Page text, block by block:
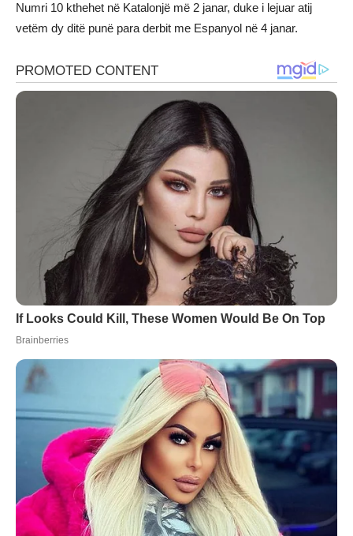
Numri 10 kthehet në Katalonjë më 2 janar, duke i lejuar atij
vetëm dy ditë punë para derbit me Espanyol në 4 janar.